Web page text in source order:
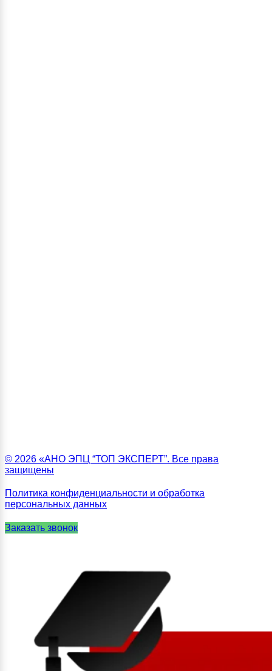
© 2026 «АНО ЭПЦ “ТОП ЭКСПЕРТ”. Все права
защищены
Политика конфиденциальности и обработка
персональных данных
Заказать звонок